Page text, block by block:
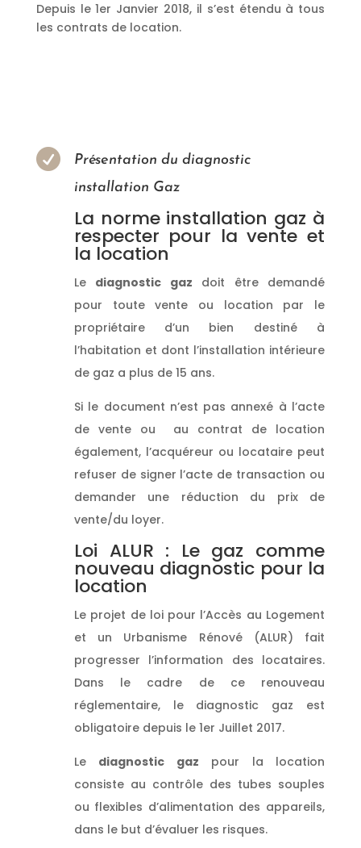
Depuis le 1er Janvier 2018, il s’est étendu à tous
les contrats de location.

Présentation du diagnostic
installation Gaz
La norme installation gaz à
respecter pour la vente et
la location
Le diagnostic gaz doit être demandé
pour toute vente ou location par le
propriétaire d’un bien destiné à
l’habitation et dont l’installation intérieure
de gaz a plus de 15 ans.
Si le document n’est pas annexé à l’acte
de vente ou au contrat de location
également, l’acquéreur ou locataire peut
refuser de signer l’acte de transaction ou
demander une réduction du prix de
vente/du loyer.
Loi ALUR : Le gaz comme
nouveau diagnostic pour la
location
Le projet de loi pour l’Accès au Logement
et un Urbanisme Rénové (ALUR) fait
progresser l’information des locataires.
Dans le cadre de ce renouveau
réglementaire, le diagnostic gaz est
obligatoire depuis le 1er Juillet 2017.
Le diagnostic gaz pour la location
consiste au contrôle des tubes souples
ou flexibles d’alimentation des appareils,
dans le but d’évaluer les risques.